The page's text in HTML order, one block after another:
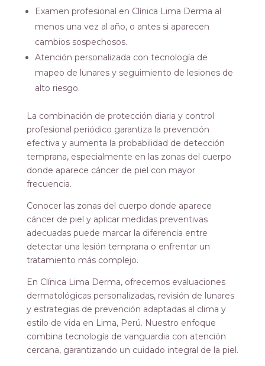
Examen profesional en Clínica Lima Derma al
menos una vez al año, o antes si aparecen
cambios sospechosos.
Atención personalizada con tecnología de
mapeo de lunares y seguimiento de lesiones de
alto riesgo.
La combinación de protección diaria y control
profesional periódico garantiza la prevención
efectiva y aumenta la probabilidad de detección
temprana, especialmente en las zonas del cuerpo
donde aparece cáncer de piel con mayor
frecuencia.
Conocer las zonas del cuerpo donde aparece
cáncer de piel y aplicar medidas preventivas
adecuadas puede marcar la diferencia entre
detectar una lesión temprana o enfrentar un
tratamiento más complejo.
En Clínica Lima Derma, ofrecemos evaluaciones
dermatológicas personalizadas, revisión de lunares
y estrategias de prevención adaptadas al clima y
estilo de vida en Lima, Perú. Nuestro enfoque
combina tecnología de vanguardia con atención
cercana, garantizando un cuidado integral de la piel.